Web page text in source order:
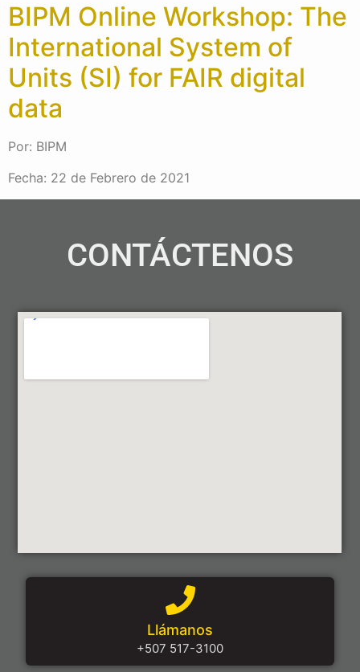
BIPM Online Workshop: The
International System of
Units (SI) for FAIR digital
data
Por: BIPM
Fecha: 22 de Febrero de 2021
CONTÁCTENOS
Llámanos
+507 517-3100